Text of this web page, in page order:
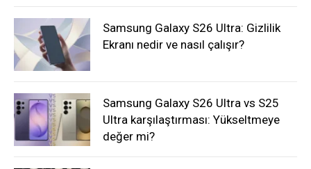
Samsung Galaxy S26 Ultra: Gizlilik
Ekranı nedir ve nasıl çalışır?
Samsung Galaxy S26 Ultra vs S25
Ultra karşılaştırması: Yükseltmeye
değer mi?